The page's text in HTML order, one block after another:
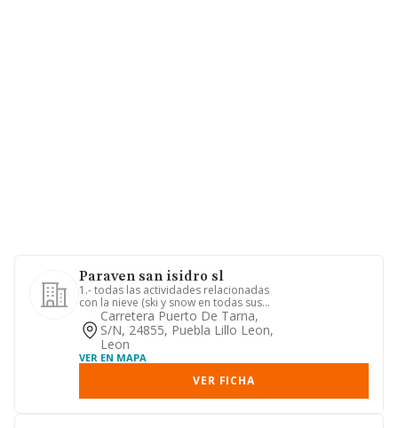
Paraven san isidro sl
1.- todas las actividades relacionadas
con la nieve (ski y snow en todas sus
modalidades), la monta...
Carretera Puerto De Tarna,
S/n, 24855, Puebla Lillo Leon,
Leon
VER EN MAPA
VER FICHA